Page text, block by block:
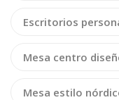
Escritorios
Mesa centro
Mesa estilo